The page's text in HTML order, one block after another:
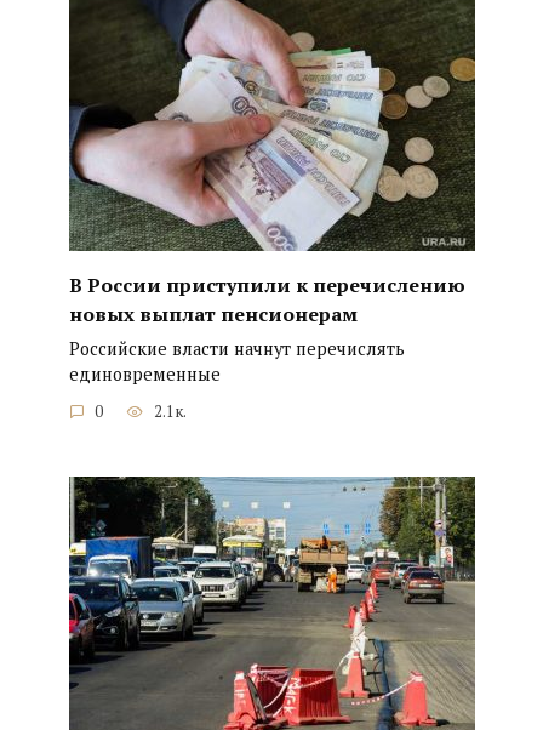
В России приступили к перечислению
новых выплат пенсионерам
Российские власти начнут перечислять
единовременные
0 2.1к.